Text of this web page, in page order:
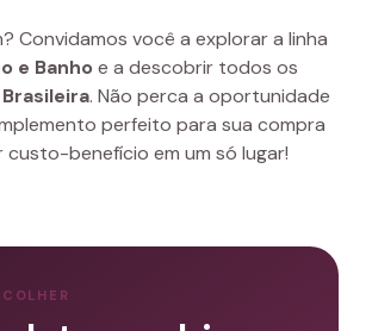
Convidamos você a explorar a linha
e Banho e a descobrir todos os
. Não perca a oportunidade
perfeito para sua compra
custo-benefício em um só lugar!